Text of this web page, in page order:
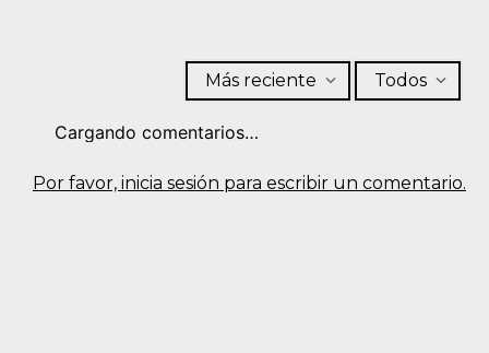
Por favor, inicia sesión para escribir un comentario.
Más reciente Todos
Cargando comentarios…